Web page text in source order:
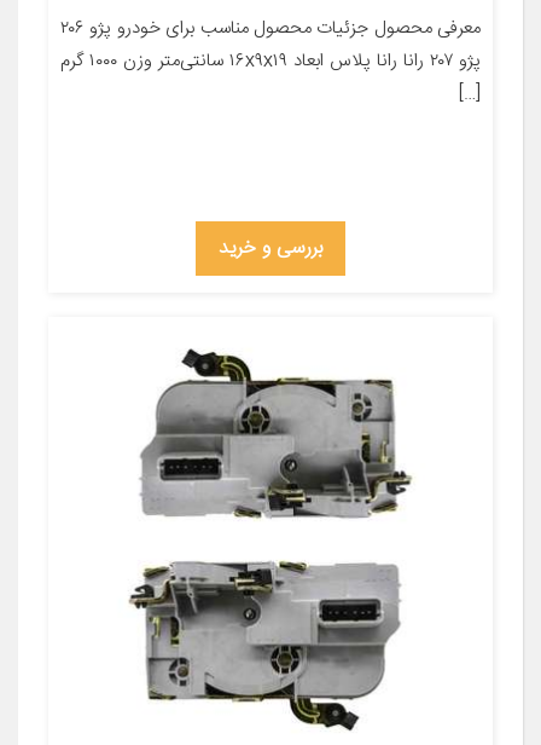
معرفی محصول جزئیات محصول مناسب برای خودرو پژو ۲۰۶
پژو ۲۰۷ رانا رانا پلاس ابعاد ۱۶x۹x۱۹ سانتی‌متر وزن ۱۰۰۰ گرم
[…]
بررسی و خرید